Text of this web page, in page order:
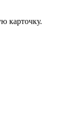
карточку.